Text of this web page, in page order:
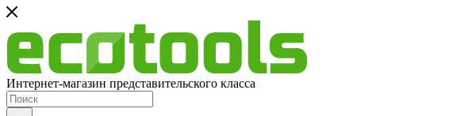
Интернет-магазин представительского класса